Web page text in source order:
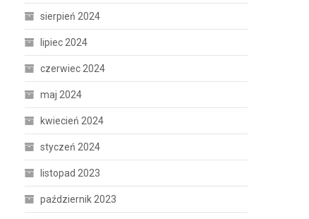
sierpień 2024
lipiec 2024
czerwiec 2024
maj 2024
kwiecień 2024
styczeń 2024
listopad 2023
październik 2023